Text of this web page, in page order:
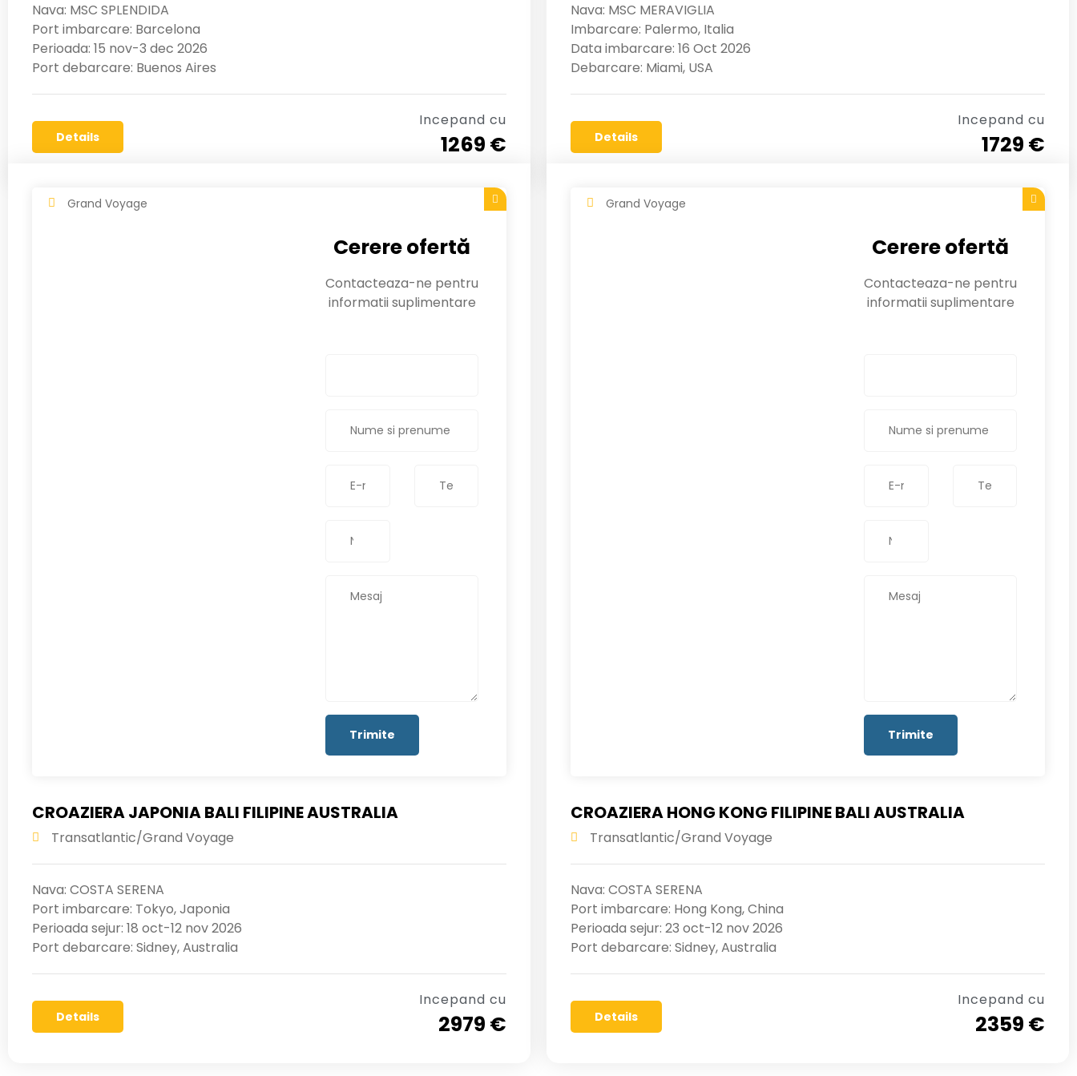
Nava: MSC SPLENDIDA
Port imbarcare: Barcelona
Perioada: 15 nov-3 dec 2026
Port debarcare: Buenos Aires
Details
Incepand cu
1269 €
Nava: MSC MERAVIGLIA
Imbarcare: Palermo, Italia
Data imbarcare: 16 Oct 2026
Debarcare: Miami, USA
Details
Incepand cu
1729 €
Grand Voyage
Cerere ofertă
Contacteaza-ne pentru
informatii suplimentare
CROAZIERA JAPONIA BALI FILIPINE AUSTRALIA
Transatlantic/Grand Voyage
Nava: COSTA SERENA
Port imbarcare: Tokyo, Japonia
Perioada sejur: 18 oct-12 nov 2026
Port debarcare: Sidney, Australia
Details
Incepand cu
2979 €
Grand Voyage
Cerere ofertă
Contacteaza-ne pentru
informatii suplimentare
CROAZIERA HONG KONG FILIPINE BALI AUSTRALIA
Transatlantic/Grand Voyage
Nava: COSTA SERENA
Port imbarcare: Hong Kong, China
Perioada sejur: 23 oct-12 nov 2026
Port debarcare: Sidney, Australia
Details
Incepand cu
2359 €